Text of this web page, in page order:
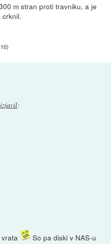
m stran proti travniku, a je
crknil.
)
izjavil:
So pa diski v NAS-u